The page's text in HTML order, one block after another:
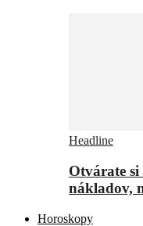
Headline
Otvárate
nákladov,
Horoskopy